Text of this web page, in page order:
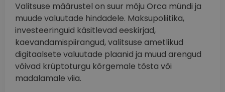
Valitsuse määrustel on suur mõju Orca mündi ja
muude valuutade hindadele. Maksupoliitika,
investeeringuid käsitlevad eeskirjad,
kaevandamispiirangud, valitsuse ametlikud
digitaalsete valuutade plaanid ja muud arengud
võivad krüptoturgu kõrgemale tõsta või
madalamale viia.